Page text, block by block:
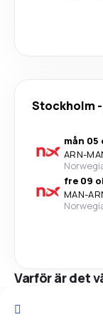
Stockholm -
mån 05
ARN-
fre 09
MAN-
Varför är det